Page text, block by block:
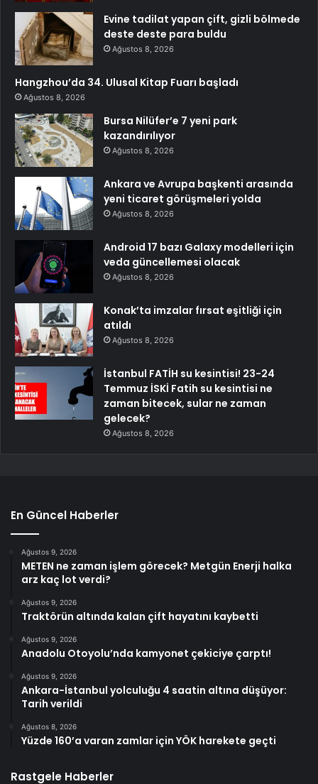
Evine tadilat yapan çift, gizli bölmede
deste deste para buldu
Ağustos 8, 2026
Hangzhou’da 34. Ulusal Kitap Fuarı başladı
Ağustos 8, 2026
Bursa Nilüfer’e 7 yeni park
kazandırılıyor
Ağustos 8, 2026
Ankara ve Avrupa başkenti arasında
yeni ticaret görüşmeleri yolda
Ağustos 8, 2026
Android 17 bazı Galaxy modelleri için
veda güncellemesi olacak
Ağustos 8, 2026
Konak’ta imzalar fırsat eşitliği için
atıldı
Ağustos 8, 2026
İstanbul FATİH su kesintisi! 23-24
Temmuz İSKİ Fatih su kesintisi ne
zaman bitecek, sular ne zaman
gelecek?
Ağustos 8, 2026
En Güncel Haberler
Ağustos 9, 2026
METEN ne zaman işlem görecek? Metgün Enerji halka
arz kaç lot verdi?
Ağustos 9, 2026
Traktörün altında kalan çift hayatını kaybetti
Ağustos 9, 2026
Anadolu Otoyolu’nda kamyonet çekiciye çarptı!
Ağustos 9, 2026
Ankara-İstanbul yolculuğu 4 saatin altına düşüyor:
Tarih verildi
Ağustos 8, 2026
Yüzde 160’a varan zamlar için YÖK harekete geçti
Rastgele Haberler